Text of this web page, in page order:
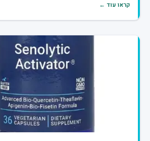
קראו עוד ←